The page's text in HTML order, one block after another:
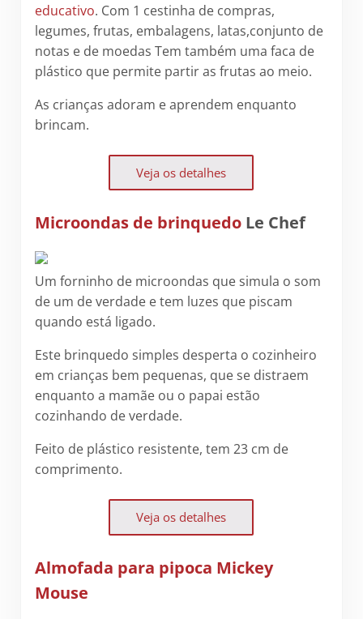
educativo. Com 1 cestinha de compras,
legumes, frutas, embalagens, latas,conjunto de
notas e de moedas Tem também uma faca de
plástico que permite partir as frutas ao meio.
As crianças adoram e aprendem enquanto
brincam.
Veja os detalhes
Microondas de brinquedo Le Chef
Um forninho de microondas que simula o som
de um de verdade e tem luzes que piscam
quando está ligado.
Este brinquedo simples desperta o cozinheiro
em crianças bem pequenas, que se distraem
enquanto a mamãe ou o papai estão
cozinhando de verdade.
Feito de plástico resistente, tem 23 cm de
comprimento.
Veja os detalhes
Almofada para pipoca Mickey
Mouse